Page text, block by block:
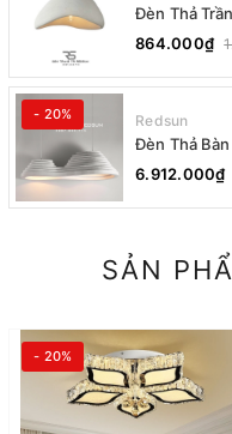
Đèn Thả
sabi CDT-
864.000₫
- 20% Redsun
Đèn Thả
Cách Nhật
6.912.000₫
SẢN
- 20%